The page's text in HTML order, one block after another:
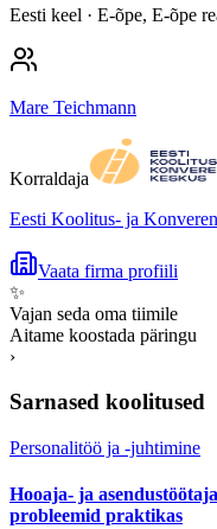
Eesti keel · E-õpe, E-õpe
Mare Teichmann
Korraldaja
Eesti Koolitus- ja
Vaata firma profiili
✨
Vajan seda oma tiimile
Aitame koostada päringu
›
Sarnased koolitused
Personalitöö ja -juhtimine
Hooaja- ja
probleemid praktikas